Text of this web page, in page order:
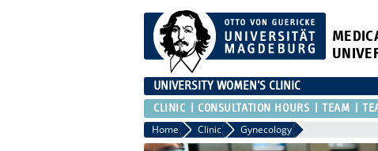
UNIVERSITY WOMEN'S CLINIC
CLINIC CONSULTATION HOURS TEAM
Home Clinic Gynecology